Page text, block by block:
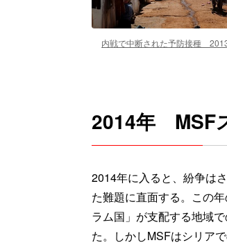
内戦で中断された予防接種
2014年 MSF
2014年に入ると、紛争は
た難題に直面する。この
ラム国」が支配する地域
た。しかしMSFはシリア